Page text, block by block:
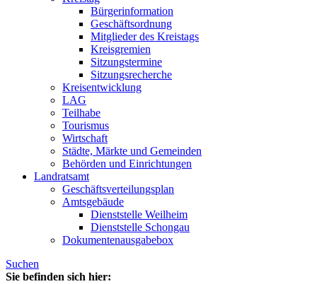
Bürgerinformation
Geschäftsordnung
Mitglieder des Kreistags
Kreisgremien
Sitzungstermine
Sitzungsrecherche
Kreisentwicklung
LAG
Teilhabe
Tourismus
Wirtschaft
Städte, Märkte und Gemeinden
Behörden und Einrichtungen
Landratsamt
Geschäftsverteilungsplan
Amtsgebäude
Dienststelle Weilheim
Dienststelle Schongau
Dokumentenausgabebox
Suchen
Sie befinden sich hier: